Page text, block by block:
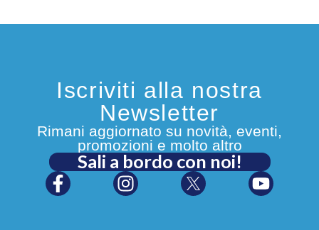
Iscriviti alla nostra
Newsletter
Rimani aggiornato su novità, eventi,
promozioni e molto altro
Sali a bordo con noi!